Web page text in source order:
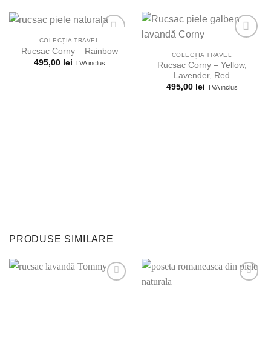
COLECȚIA TRAVEL
Rucsac Corny – Rainbow
495,00 lei TVA inclus
Adauga la
preferintelor!
COLECȚIA TRAVEL
Rucsac Corny – Yellow,
Lavender, Red
495,00 lei TVA inclus
PRODUSE SIMILARE